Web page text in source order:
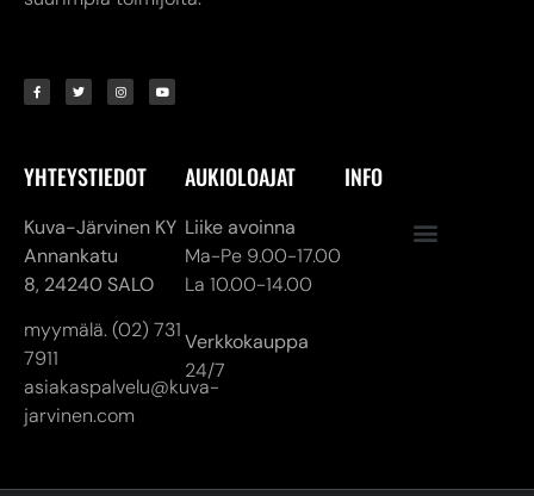
YHTEYSTIEDOT
Kuva-Järvinen KY
Annankatu
8, 24240 SALO
myymälä. (02) 731
7911
asiakaspalvelu@kuva-
jarvinen.com
AUKIOLOAJAT
Liike avoinna
Ma-Pe 9.00-17.00
La 10.00-14.00
Verkkokauppa
24/7
INFO